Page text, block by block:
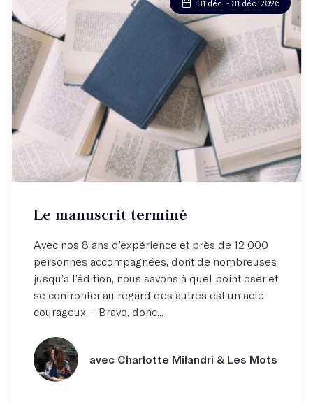
31 déc. - 31 déc. 2026
Le manuscrit terminé
Avec nos 8 ans d’expérience et près de 12 000
personnes accompagnées, dont de nombreuses
jusqu’à l’édition, nous savons à quel point oser et
se confronter au regard des autres est un acte
courageux. - Bravo, donc...
avec Charlotte Milandri & Les Mots